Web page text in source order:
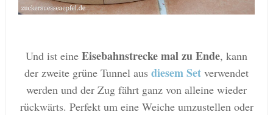
Und ist eine Eisebahnstrecke mal zu Ende, kann
der zweite grüne Tunnel aus diesem Set verwendet
werden und der Zug fährt ganz von alleine wieder
rückwärts. Perfekt um eine Weiche umzustellen oder